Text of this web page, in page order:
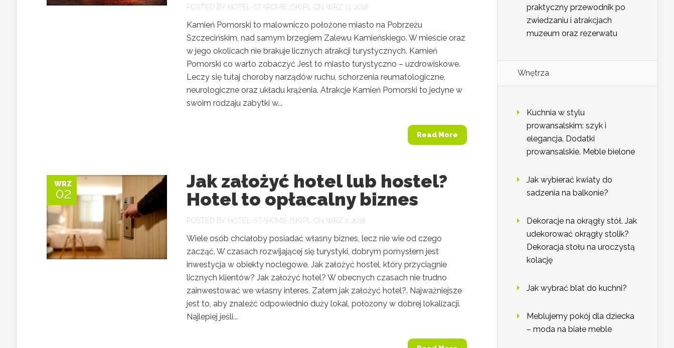
POSTED BY HOTEL-STAROMIEJSKI.PL ON WRZ 11, 2018
Kamień Pomorski to malowniczo położone miasto na Pobrzeżu
Szczecińskim, nad samym brzegiem Zalewu Kamieńskiego. W mieście oraz
w jego okolicach nie brakuje licznych atrakcji turystycznych. Kamień
Pomorski co warto zobaczyć Jest to miasto turystyczno – uzdrowiskowe.
Leczy się tutaj choroby narządów ruchu, schorzenia reumatologiczne,
neurologiczne oraz układu krążenia. Atrakcje Kamień Pomorski to jedyne w
swoim rodzaju zabytki w...
Read More
WRZ
02
Jak założyć hotel lub hostel?
Hotel to opłacalny biznes
POSTED BY HOTEL-STAROMIEJSKI.PL ON WRZ 2, 2018
Wiele osób chciałoby posiadać własny biznes, lecz nie wie od czego
zacząć. W czasach rozwijającej się turystyki, dobrym pomysłem jest
inwestycja w obiekty noclegowe. Jak założyć hostel, który przyciągnie
licznych klientów? Jak założyć hotel? W obecnych czasach nie trudno
zainwestować we własny interes. Zatem jak założyć hotel?. Najważniejsze
jest to, aby znaleźć odpowiednio duży lokal, położony w dobrej lokalizacji.
Najlepiej jeśli...
praktyczny przewodnik po
zwiedzaniu i atrakcjach
muzeum oraz rezerwatu
Wnętrza
Kuchnia w stylu
prowansalskim: szyk i
elegancja. Dodatki
prowansalskie. Meble bielone
Jak wybierać kwiaty do
sadzenia na balkonie?
Dekoracje na okrągły stół. Jak
udekorować okrągły stolik?
Dekoracja stołu na uroczystą
kolację
Jak wybrać blat do kuchni?
Meblujemy pokój dla dziecka
– moda na białe meble